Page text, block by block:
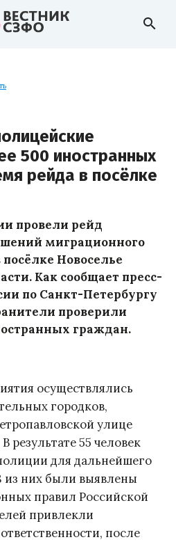
search
500 иностранных
рейда в посёлке
провели рейд
миграционного
Новоселье
Как сообщает пресс-
по Санкт-Петербургу
проверили
граждан.
осуществлялись
городков,
улице
результате 55 человек
для дальнейшего
из них были выявлены
правил Российской
привлекли
после